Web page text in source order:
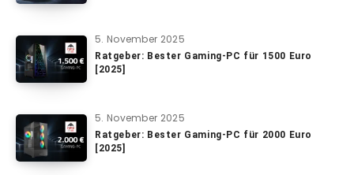
5. November 2025
Ratgeber: Bester Gaming-PC für 1500 Euro
[2025]
5. November 2025
Ratgeber: Bester Gaming-PC für 2000 Euro
[2025]